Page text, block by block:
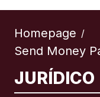
Homepage /
Send Money
JURÍDICO